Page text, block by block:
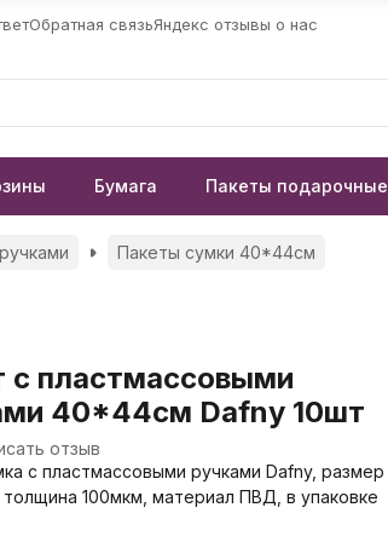
Обратная связьЯндекс отзывы о нас
Бумага Пакеты подарочные
Пакеты сумки 40*44см
с пластмассовыми
40*44см Dafny 10шт
отзыв
с пластмассовыми ручками Dafny, размер
100мкм, материал ПВД, в упаковке